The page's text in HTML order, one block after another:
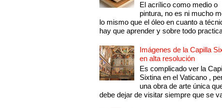
El acrílico como medio o
pintura, no es ni mucho
lo mismo que el óleo en cuanto a
hay que aprender y sobre todo
Imágenes de la Capilla
en alta resolución
Es complicado ver la
Sixtina en el Vaticano ,
una obra de arte única
debe dejar de visitar siempre que se